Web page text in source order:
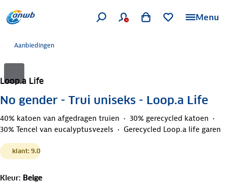
Menu
Aanbiedingen
Loop.a Life
No gender - Trui uniseks - Loop.a Life
40% katoen van afgedragen truien
30% gerecycled katoen
30% Tencel van eucalyptusvezels
Gerecycled Loop.a life garen
klant: 9.0
Kleur: Beige